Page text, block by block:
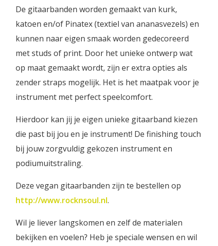
De gitaarbanden worden gemaakt van kurk,
katoen en/of Pinatex (textiel van ananasvezels) en
kunnen naar eigen smaak worden gedecoreerd
met studs of print. Door het unieke ontwerp wat
op maat gemaakt wordt, zijn er extra opties als
zender straps mogelijk. Het is het maatpak voor je
instrument met perfect speelcomfort.
Hierdoor kan jij je eigen unieke gitaarband kiezen
die past bij jou en je instrument! De finishing touch
bij jouw zorgvuldig gekozen instrument en
podiumuitstraling.
Deze vegan gitaarbanden zijn te bestellen op
http://www.rocknsoul.nl.
Wil je liever langskomen en zelf de materialen
bekijken en voelen? Heb je speciale wensen en wil